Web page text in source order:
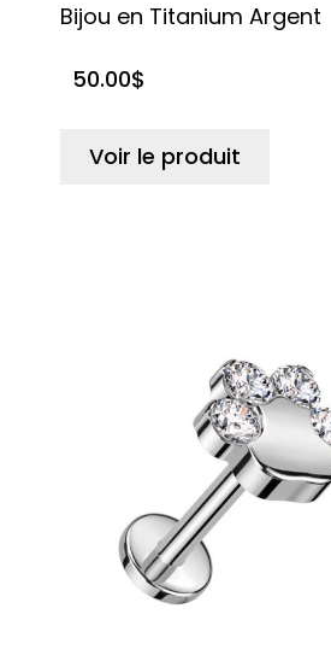
Bijou en Titanium Argent
50.00$
Voir le produit